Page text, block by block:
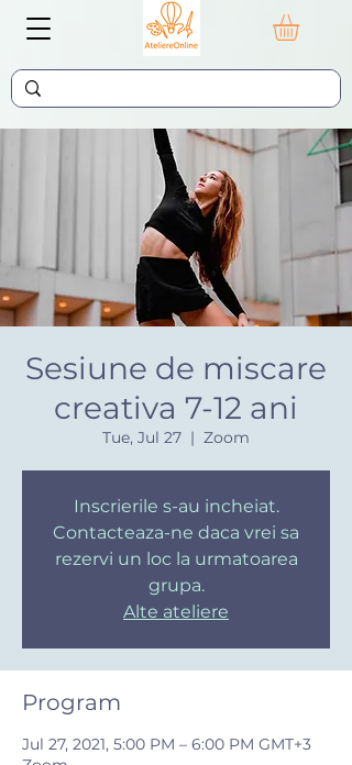
Sesiune de miscare
creativa 7-12 ani
Tue, Jul 27
  |
Zoom
Inscrierile s-au incheiat.
Contacteaza-ne daca vrei sa
rezervi un loc la urmatoarea
grupa.
Alte ateliere
Program
Jul 27, 2021, 5:00 PM – 6:00 PM GMT+3